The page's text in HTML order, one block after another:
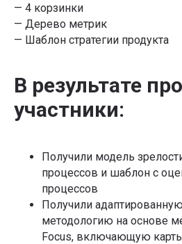
— 4 корзинки
— Дерево метрик
— Шаблон стратегии продукта
В результате
участники:
Получили модель
процессов и шаблон с
процессов
Получили
методологию на основе
Focus, включающую
Обучение по методологии Product
которую уже применяют в:
Политики конфиденциальности
Подобрать обучение
Обновлено: 10.07.2025